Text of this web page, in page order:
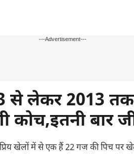
---Advertisement---
से लेकर 2013 तक
बार
खेलों में से एक हैं 22 गज की पिच पर